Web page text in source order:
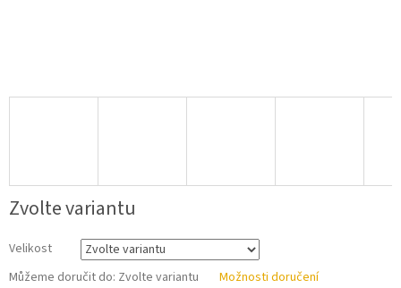
Zvolte variantu
Velikost
Můžeme doručit do: Zvolte variantu Možnosti doručení